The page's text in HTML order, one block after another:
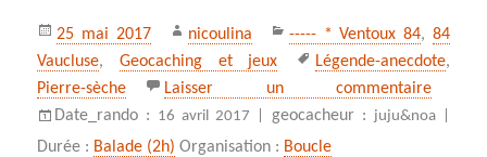
Publié
le
25 mai 2017 Auteur
nicoulina Catégories
----- * Ventoux 84, 84
Vaucluse,Geocaching et jeux
Mots-
clés
Légende-anecdote,
Pierre-sèche
Laisser un commentaire
Date_rando : 16 avril 2017 | geocacheur : juju&noa |
Durée : Balade (2h) Organisation : Boucle